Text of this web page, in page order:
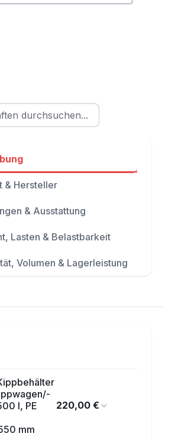
& Hersteller
& Ausstattung
Lasten & Belastbarkeit
Volumen & Lagerleistung
l, PE
mm
220,00 €